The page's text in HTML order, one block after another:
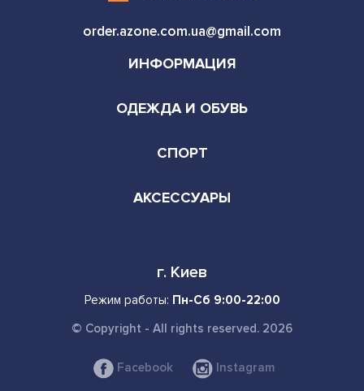
order.azone.com.ua@gmail.com
ИНФОРМАЦИЯ
ОДЕЖДА И ОБУВЬ
СПОРТ
АКСЕССУАРЫ
г. Киев
Режим работы: Пн-Сб 9:00-22:00
© Copyright - All rights reserved. 2026
Facebook Instagram